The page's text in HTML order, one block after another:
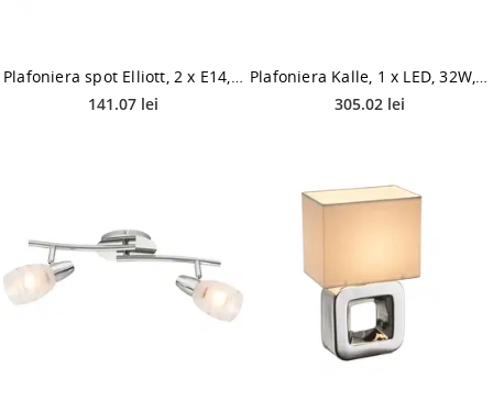
Plafoniera spot Elliott, 2 x E14, 4W, 230V, LED 400 lm
141.07 lei
Plafoniera Kalle, 1 x LED, 32W, 490 mm
305.02 lei